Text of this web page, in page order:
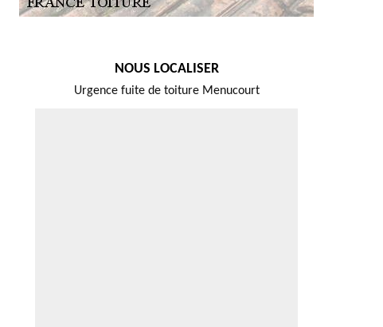
NOUS LOCALISER
Urgence fuite de toiture Menucourt